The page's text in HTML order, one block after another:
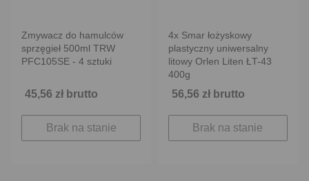
Zmywacz do hamulców
sprzęgieł 500ml TRW
PFC105SE - 4 sztuki
45,56 zł brutto
Brak na stanie
4x Smar łożyskowy
plastyczny uniwersalny
litowy Orlen Liten ŁT-43
400g
56,56 zł brutto
Brak na stanie